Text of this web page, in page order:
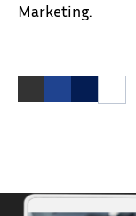
Marketing.